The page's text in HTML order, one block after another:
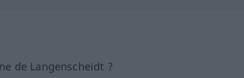
de Langenscheidt ?